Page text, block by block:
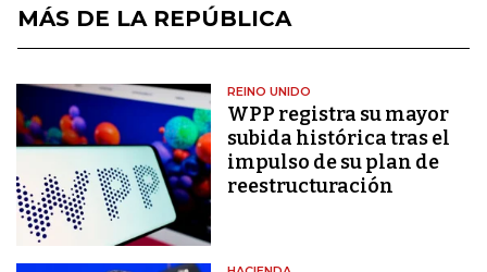
MÁS DE LA REPÚBLICA
REINO UNIDO
WPP registra su mayor
subida histórica tras el
impulso de su plan de
reestructuración